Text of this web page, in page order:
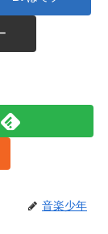
音楽少年